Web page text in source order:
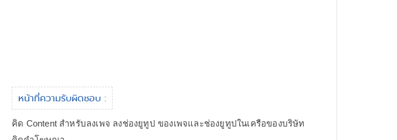
หน้าที่ความรับผิดชอบ :
คิด Content สำหรับลงเพจ ลงช่องยูทูป ของเพจและช่องยูทูปในเครือของบริษัท